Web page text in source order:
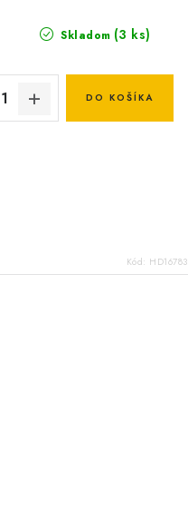
Skladom (3 ks)
DO KOŠÍKA
Kód: HD16783